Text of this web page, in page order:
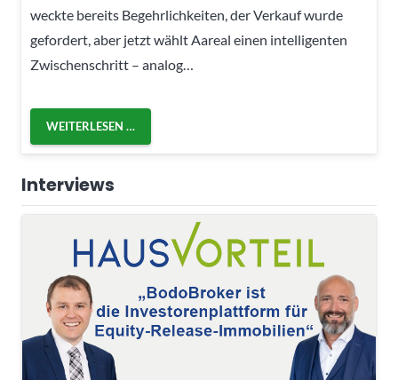
weckte bereits Begehrlichkeiten, der Verkauf wurde
gefordert, aber jetzt wählt Aareal einen intelligenten
Zwischenschritt – analog…
WEITERLESEN …
Interviews